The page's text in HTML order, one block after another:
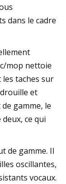
dans le cadre
mop nettoie
taches sur
et
gamme, le
ce qui
de gamme. Il
oscillantes,
vocaux.